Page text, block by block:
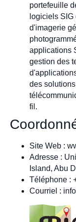
portefeuille
logiciels
d'imagerie
applications
gestion des
des
fil.
Site Web :
Adresse :
Island, Abu
Téléphone :
Courriel :